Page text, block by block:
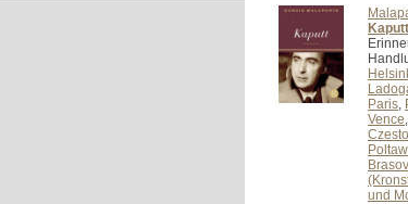
Kaputt
Paris,
Vence,
und